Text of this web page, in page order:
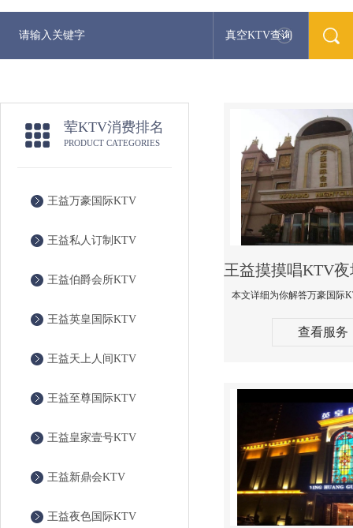
真空KTV查询
荤KTV消费排名
PRODUCT CATEGORIES
王益万豪国际KTV
王益私人订制KTV
王益伯爵会所KTV
王益英皇国际KTV
王益天上人间KTV
王益至尊国际KTV
王益皇家壹号KTV
王益新鼎会KTV
王益夜色国际KTV
查看服务